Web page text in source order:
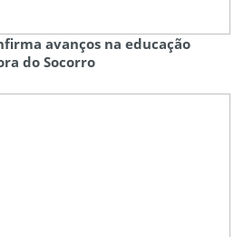
avanços na educação
do Socorro